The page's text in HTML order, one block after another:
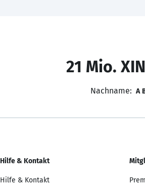
21 Mio.
Nachname: A
Hilfe & Kontakt
Hilfe & Kontakt